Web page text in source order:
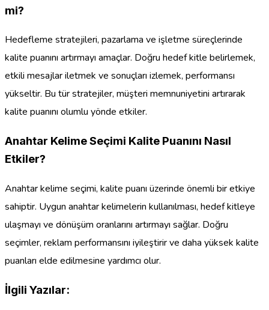
mi?
Hedefleme stratejileri, pazarlama ve işletme süreçlerinde
kalite puanını artırmayı amaçlar. Doğru hedef kitle belirlemek,
etkili mesajlar iletmek ve sonuçları izlemek, performansı
yükseltir. Bu tür stratejiler, müşteri memnuniyetini artırarak
kalite puanını olumlu yönde etkiler.
Anahtar Kelime Seçimi Kalite Puanını Nasıl
Etkiler?
Anahtar kelime seçimi, kalite puanı üzerinde önemli bir etkiye
sahiptir. Uygun anahtar kelimelerin kullanılması, hedef kitleye
ulaşmayı ve dönüşüm oranlarını artırmayı sağlar. Doğru
seçimler, reklam performansını iyileştirir ve daha yüksek kalite
puanları elde edilmesine yardımcı olur.
İlgili Yazılar: